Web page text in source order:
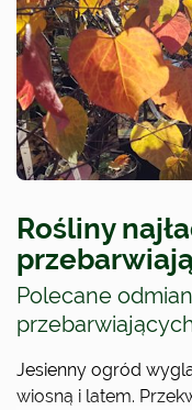
Rośliny
Polecane
Jesienny ogród
wiosną i latem.